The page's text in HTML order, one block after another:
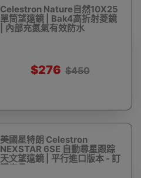
Celestron Nature自然10X25
單筒望遠鏡 | Bak4高折射菱鏡
| 內部充氮氣有效防水
$276 $450
美國星特朗 Celestron
NEXSTAR 6SE 自動尋星跟踪
天文望遠鏡 | 平行進口版本 - 訂
購產品